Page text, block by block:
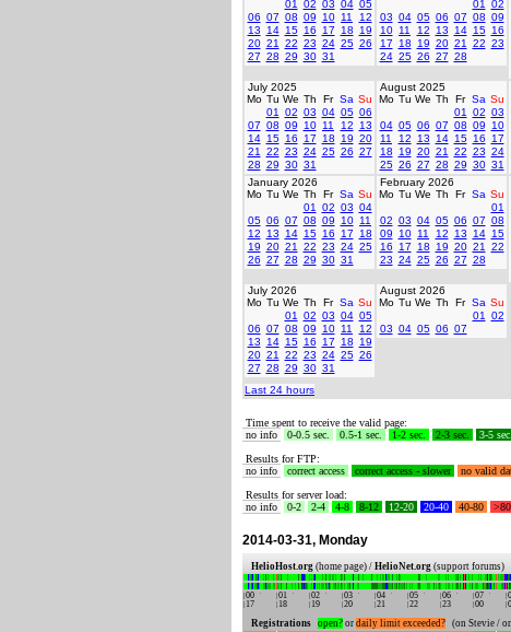
01
02 03 04 05
06 07 08 09 10 11
12
13
14 15 16 17 18
19
20 21 22 23 24 25 26
27 28 29 30 31
01
02
03 04 05 06 07 08 09
10 11 12 13 14 15 16
17
18 19 20 21 22 23
24 25 26 27 28
July 2025
Mo Tu We Th Fr Sa Su
01
02 03 04 05 06
07 08 09 10 11 12
13
14 15 16 17 18 19 20
21
22 23 24 25 26 27
28 29 30 31
August 2025
Mo Tu We Th Fr Sa Su
01
02 03
04 05 06 07 08 09
10
11
12 13 14 15 16
17
18
19 20 21 22 23 24
25 26 27 28 29 30 31
January 2026
Mo Tu We Th Fr Sa Su
01
02 03 04
05 06 07 08 09 10 11
12
13 14 15 16 17
18
19 20 21 22 23 24 25
26 27 28 29 30 31
February 2026
Mo Tu We Th Fr Sa Su
01
02 03 04 05 06 07 08
09
10 11 12 13 14 15
16
17 18 19 20 21
22
23 24 25 26 27 28
July 2026
Mo Tu We Th Fr Sa Su
01
02 03 04 05
06 07 08 09 10 11
12
13
14 15 16 17 18
19
20 21 22 23 24 25 26
27 28 29 30 31
August 2026
Mo Tu We Th Fr Sa Su
01
02
03 04 05 06 07
Last 24 hours
Time spent to receive the valid page:
no info
0-0.5 sec. 0.5-1 sec. 1-2 sec. 2-3 sec. 3-5 sec.
Results for FTP:
no info
correct access correct access - slower no valid
Results for server load:
no info
0-2 2-4 4-8 8-12 12-20 20-40 40-80 >80
2014-03-31, Monday
HelioHost.org (home page) / HelioNet.org (support forums)
Registrations open? or daily limit exceeded? (on Stevie /
00 01 02 03 04 05 06 07
17 18 19 20 21 22 23 00